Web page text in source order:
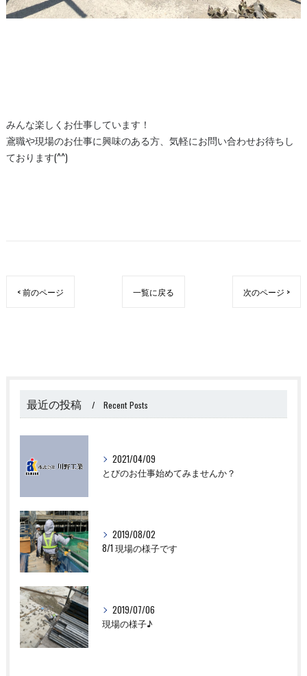
みんな楽しくお仕事しています！
鳶職や現場のお仕事に興味のある方、気軽にお問い合わせお待ちし
ております(^^)
< 前のページ 一覧に戻る 次のページ >
最近の投稿 Recent Posts
2021/04/09
とびのお仕事始めてみませんか？
2019/08/02
8/1 現場の様子です
2019/07/06
現場の様子♪